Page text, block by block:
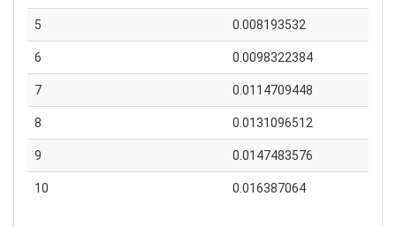
5 0.008193532
6 0.0098322384
7 0.0114709448
8 0.0131096512
9 0.0147483576
10 0.016387064